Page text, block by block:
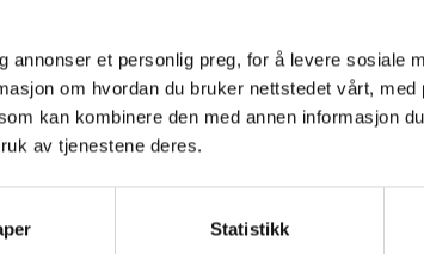
annonser et personlig preg, for å levere sosiale
om hvordan du bruker nettstedet vårt, med
kan kombinere den med annen informasjon
av tjenestene deres.
Statistikk
HEIMBO 80 MED LOFT plan 1 (kan